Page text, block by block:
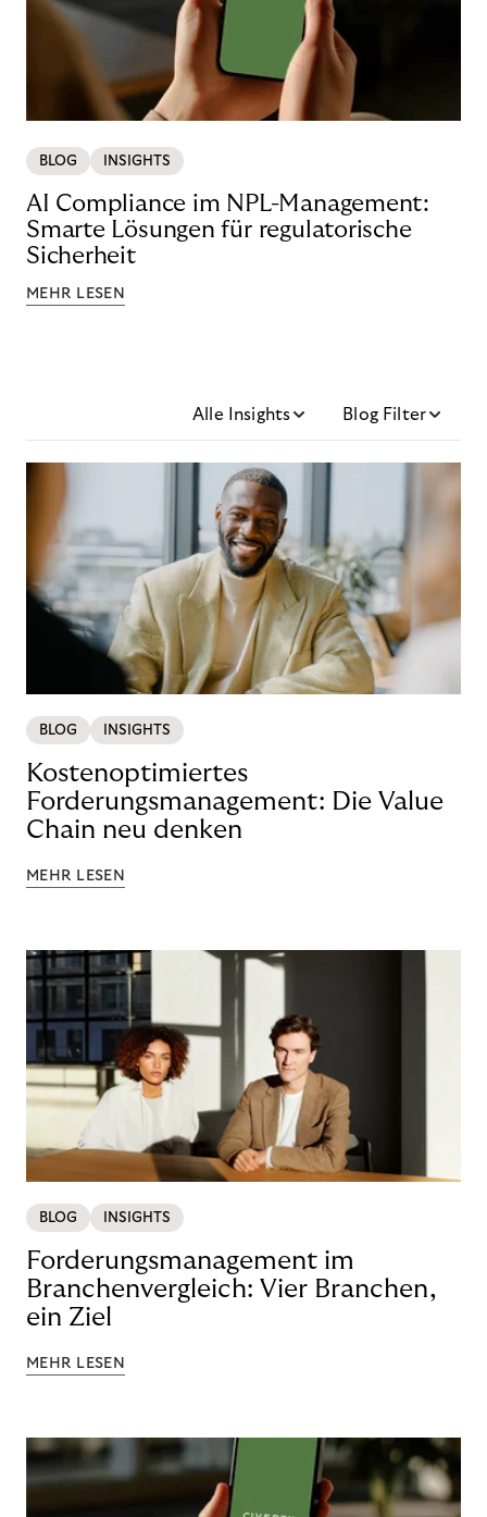
BLOG INSIGHTS
AI Compliance im NPL-Management:
Smarte Lösungen für regulatorische
Sicherheit
MEHR LESEN
Alle Insights Blog Filter
BLOG INSIGHTS
Kostenoptimiertes
Forderungsmanagement: Die Value
Chain neu denken
MEHR LESEN
BLOG INSIGHTS
Forderungsmanagement im
Branchenvergleich: Vier Branchen,
ein Ziel
MEHR LESEN